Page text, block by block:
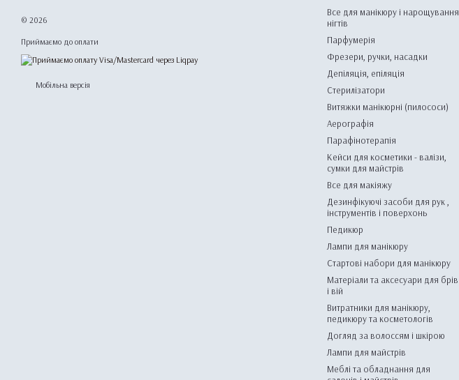
© 2026
Приймаємо до оплати
Мобільна версія
Все для манікюру і нарощування
нігтів
Парфумерія
Фрезери, ручки, насадки
Депіляція, епіляція
Стерилізатори
Витяжки манікюрні (пилососи)
Аерографія
Парафінотерапія
Кейси для косметики - валізи,
сумки для майстрів
Все для макіяжу
Дезинфікуючі засоби для рук ,
інструментів і поверхонь
Педикюр
Лампи для манікюру
Стартові набори для манікюру
Матеріали та аксесуари для брів
і вій
Витратники для манікюру,
педикюру та косметологів
Догляд за волоссям і шкірою
Лампи для майстрів
Меблі та обладнання для